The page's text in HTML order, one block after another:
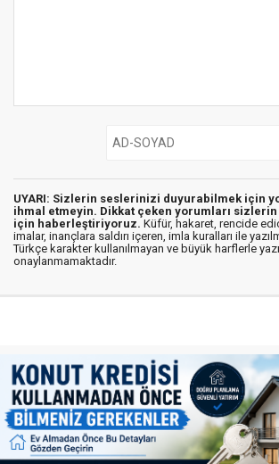
UYARI: Sizlerin seslerinizi duyurabilmek için
ihmal etmeyin. Dikkat çeken yorumları
için haberleştiriyoruz. Küfür, hakaret, rencide
imalar, inançlara saldırı içeren, imla kuralları ile
Türkçe karakter kullanılmayan ve büyük harflerle
onaylanmamaktadır.